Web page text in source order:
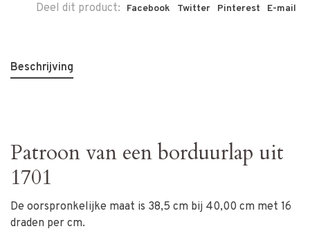
Deel dit product: Facebook Twitter Pinterest E-mail
Beschrijving
Patroon van een borduurlap uit
1701
De oorspronkelijke maat is 38,5 cm bij 40,00 cm met 16
draden per cm.